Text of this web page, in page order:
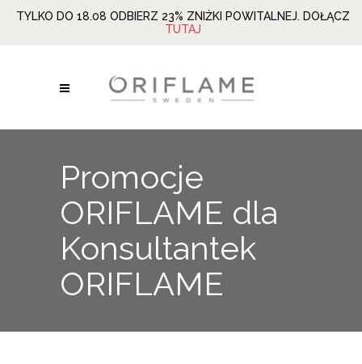
TYLKO DO 18.08 ODBIERZ 23% ZNIŻKI POWITALNEJ. DOŁĄCZ
TUTAJ
Promocje
ORIFLAME dla
Konsultantek
ORIFLAME